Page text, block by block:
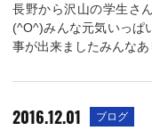
長野から沢山の学生さ
(^O^)みんな元気いっぱ
事が出来ましたみんなあ
2016.12.01 ブログ